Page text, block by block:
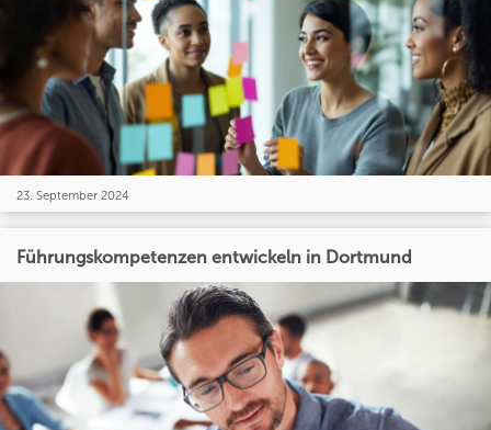
23. September 2024
Führungskompetenzen entwickeln in Dortmund